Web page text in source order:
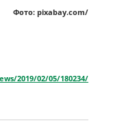
Фото: pixabay.com/
2019/02/05/180234/